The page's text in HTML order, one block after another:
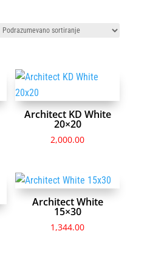
Architect KD White
20×20
2,000.00
Architect White
15×30
1,344.00